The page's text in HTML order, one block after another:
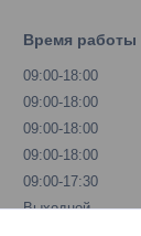
Время работы
09:00-18:00
09:00-18:00
09:00-18:00
09:00-18:00
09:00-17:30
Выходной